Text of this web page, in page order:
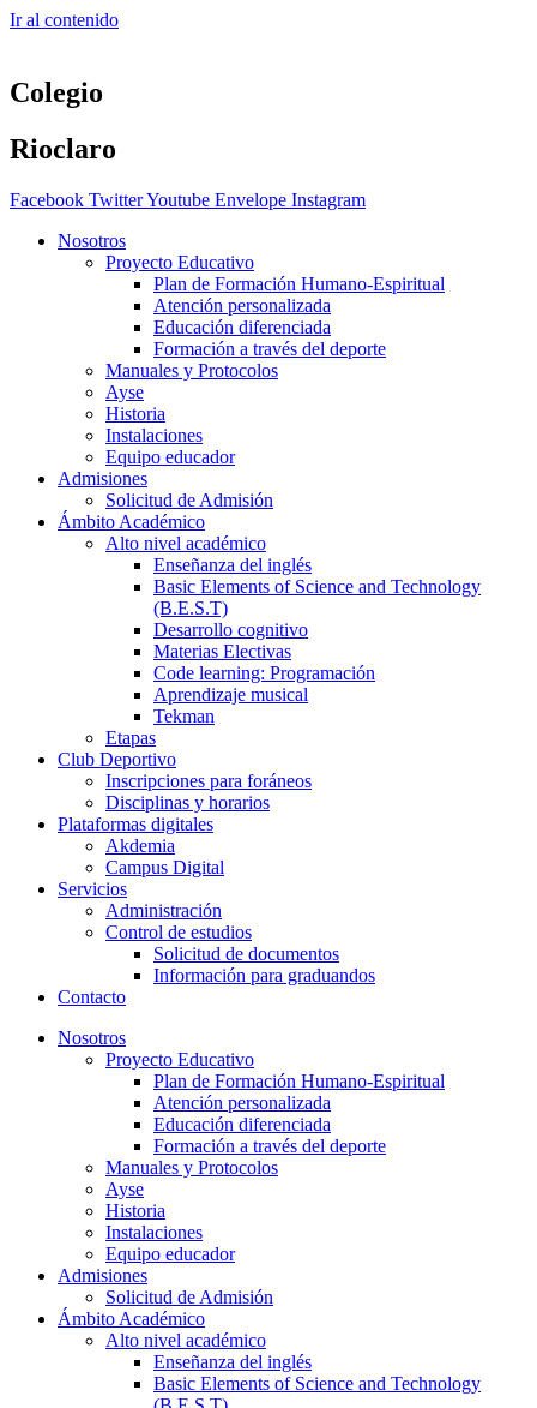
Ir al contenido
Colegio
Rioclaro
Facebook TwitterYoutube Envelope Instagram
Nosotros
Proyecto Educativo
Plan de Formación Humano-Espiritual
Atención personalizada
Educación diferenciada
Formación a través del deporte
Manuales y Protocolos
Ayse
Historia
Instalaciones
Equipo educador
Admisiones
Solicitud de Admisión
Ámbito Académico
Alto nivel académico
Enseñanza del inglés
Basic Elements of Science and Technology
(B.E.S.T)
Desarrollo cognitivo
Materias Electivas
Code learning: Programación
Aprendizaje musical
Tekman
Etapas
Club Deportivo
Inscripciones para foráneos
Disciplinas y horarios
Plataformas digitales
Akdemia
Campus Digital
Servicios
Administración
Control de estudios
Solicitud de documentos
Información para graduandos
Contacto
Nosotros
Proyecto Educativo
Plan de Formación Humano-Espiritual
Atención personalizada
Educación diferenciada
Formación a través del deporte
Manuales y Protocolos
Ayse
Historia
Instalaciones
Equipo educador
Admisiones
Solicitud de Admisión
Ámbito Académico
Alto nivel académico
Enseñanza del inglés
Basic Elements of Science and Technology